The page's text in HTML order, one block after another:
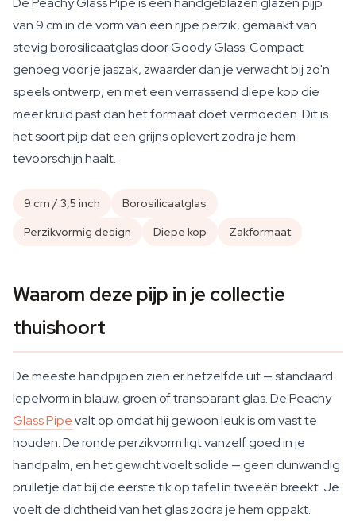
van 9 cm in de vorm van een rijpe perzik, gemaakt van
stevig borosilicaatglas door Goody Glass. Compact
genoeg voor je jaszak, zwaarder dan je verwacht bij zo'n
speels ontwerp, en met een verrassend diepe kop die
meer kruid past dan het formaat doet vermoeden. Dit is
het soort pijp dat een grijns oplevert zodra je hem
tevoorschijn haalt.
9 cm / 3,5 inch
Borosilicaatglas
Perzikvormig design
Diepe kop Zakformaat
Waarom deze pijp in je collectie
thuishoort
De meeste handpijpen zien er hetzelfde uit — standaard
lepelvorm in blauw, groen of transparant glas. De Peachy
Glass Pipevalt op omdat hij gewoon leuk is om vast te
houden. De ronde perzikvorm ligt vanzelf goed in je
handpalm, en het gewicht voelt solide — geen dunwandig
prulletje dat bij de eerste tik op tafel in tweeën breekt. Je
voelt de dichtheid van het glas zodra je hem oppakt.